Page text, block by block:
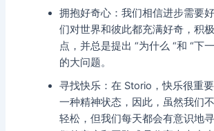
拥抱好奇心：我们相信进步需要
们对世界和彼此都充满好奇，积
点，并总是提出 “为什么 “和 “下
的大问题。
寻找快乐：在 Storio，快乐很重
一种精神状态，因此，虽然我们
轻松，但我们每天都会有意识地